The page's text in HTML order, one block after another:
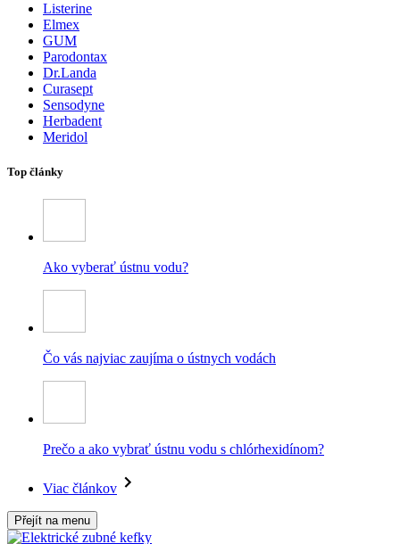
Listerine
Elmex
GUM
Parodontax
Dr.Landa
Curasept
Sensodyne
Herbadent
Meridol
Top články
Ako vyberať ústnu vodu?
Čo vás najviac zaujíma o ústnych vodách
Prečo a ako vybrať ústnu vodu s chlórhexidínom?
Viac článkov
Přejít na menu